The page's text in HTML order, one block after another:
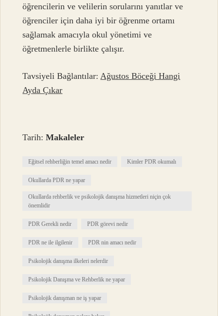
öğrencilerin ve velilerin sorularını yanıtlar ve
öğrenciler için daha iyi bir öğrenme ortamı
sağlamak amacıyla okul yönetimi ve
öğretmenlerle birlikte çalışır.
Tavsiyeli Bağlantılar: Ağustos Böceği Hangi
Ayda Çıkar
Tarih:Makaleler
Eğitsel rehberliğin temel amacı nedir Kimler PDR okumalı
Okullarda PDR ne yapar
Okullarda rehberlik ve psikolojik danışma hizmetleri niçin çok
önemlidir
PDR Gerekli nedir PDR görevi nedir
PDR ne ile ilgilenir PDR nin amacı nedir
Psikolojik danışma ilkeleri nelerdir
Psikolojik Danışma ve Rehberlik ne yapar
Psikolojik danışman ne iş yapar